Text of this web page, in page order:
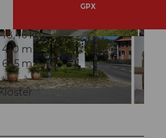
Seetal
© Verein Kapellenweg Seetal, Verein Kapellenwe
g Seetal
GPX
18,46 km
410 m
685 m